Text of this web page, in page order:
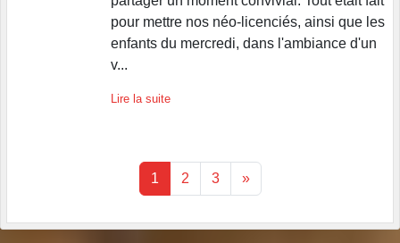
pour mettre nos néo-licenciés, ainsi que les
enfants du mercredi, dans l'ambiance d'un
v...
Lire la suite
1 2 3 »